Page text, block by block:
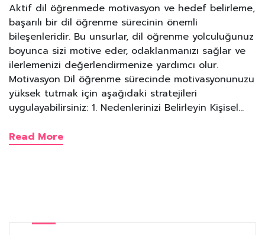
Aktif dil öğrenmede motivasyon ve hedef belirleme,
başarılı bir dil öğrenme sürecinin önemli
bileşenleridir. Bu unsurlar, dil öğrenme yolculuğunuz
boyunca sizi motive eder, odaklanmanızı sağlar ve
ilerlemenizi değerlendirmenize yardımcı olur.
Motivasyon Dil öğrenme sürecinde motivasyonunuzu
yüksek tutmak için aşağıdaki stratejileri
uygulayabilirsiniz: 1. Nedenlerinizi Belirleyin Kişisel…
Read More